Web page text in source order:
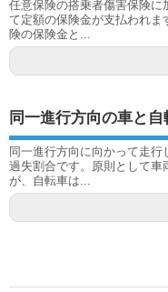
任意保険の搭乗者傷害保険に
て定額の保険金が支払われ
険の保険金と...
同一進行方向の車と
同一進行方向に向かって走
過失割合です。原則として車
が、自転車は...